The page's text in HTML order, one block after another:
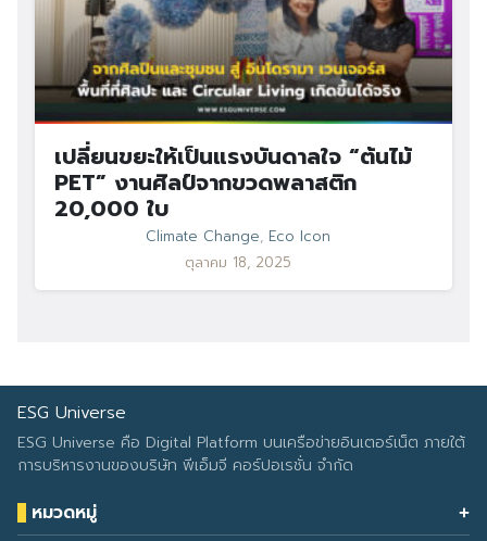
เปลี่ยนขยะให้เป็นแรงบันดาลใจ “ต้นไม้
PET” งานศิลป์จากขวดพลาสติก
20,000 ใบ
Climate Change, Eco Icon
ตุลาคม 18, 2025
ESG Universe
ESG Universe คือ Digital Platform บนเครือข่ายอินเตอร์เน็ต ภายใต้
การบริหารงานของบริษัท พีเอ็มจี คอร์ปอเรชั่น จำกัด
หมวดหมู่